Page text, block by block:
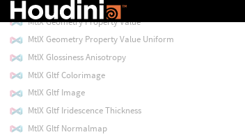
MtlX Geometry Color
MtlX Geometry Property Value
MtlX Geometry Property Value Uniform
MtlX Glossiness Anisotropy
MtlX Gltf Colorimage
MtlX Gltf Image
MtlX Gltf Iridescence Thickness
MtlX Gltf Normalmap